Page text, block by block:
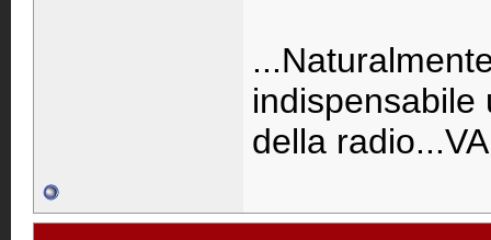
indispensabile
della